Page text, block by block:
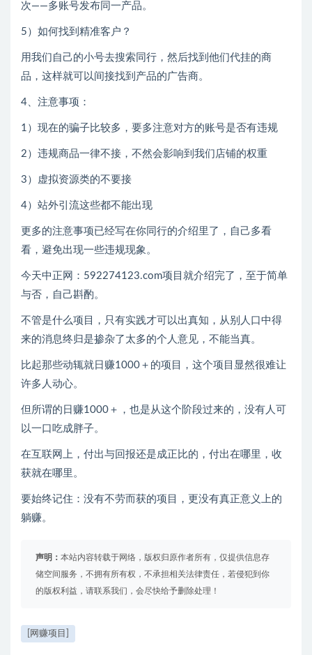
次——多账号发布同一产品。
5）如何找到精准客户？
用我们自己的小号去搜索同行，然后找到他们代挂的商
品，这样就可以间接找到产品的广告商。
4、注意事项：
1）现在的骗子比较多，要多注意对方的账号是否有违规
2）违规商品一律不接，不然会影响到我们店铺的权重
3）虚拟资源类的不要接
4）站外引流这些都不能出现
更多的注意事项已经写在你同行的介绍里了，自己多看
看，避免出现一些违规现象。
今天中正网：592274123.com项目就介绍完了，至于简单
与否，自己斟酌。
不管是什么项目，只有实践才可以出真知，从别人口中得
来的消息终归是掺杂了太多的个人意见，不能当真。
比起那些动辄就日赚1000＋的项目，这个项目显然很难让
许多人动心。
但所谓的日赚1000＋，也是从这个阶段过来的，没有人可
以一口吃成胖子。
在互联网上，付出与回报还是成正比的，付出在哪里，收
获就在哪里。
要始终记住：没有不劳而获的项目，更没有真正意义上的
躺赚。
声明： 本站内容转载于网络，版权归原作者所有，仅提供信息存
储空间服务，不拥有所有权，不承担相关法律责任，若侵犯到你
的版权利益，请联系我们，会尽快给予删除处理！
[网赚项目]